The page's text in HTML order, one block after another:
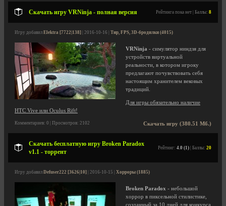
Скачать игру VRNinja - полная версия Рейтинга пока нет | Баллы: 8
Игру добавил Elektra [7722|138] | 2016-10-16 | Тир, FPS, 3D-бродилки (4015)
VRNinja - симулятор ниндзя для
устройств виртуальной
реальности, в котором игроку
предлагают почувствовать себя
настоящим хранителем вековых
традиций.
Для игры обязательно наличие
HTC Vive или Oculus Rift!
Скачать игру (380.51 Мб.)
Комментариев: 0 | Просмотров: 2102
Скачать бесплатную игру Broken Paradox
v1.1 - торрент
Рейтинг: 4.0 (1) | Баллы: 20
Игру добавил Defuser222 [3626|10] | 2016-10-15 | Хорроры (1885)
Broken Paradox - небольшой
хоррор в пиксельной стилистике,
созданный за 10 дней для конкурса